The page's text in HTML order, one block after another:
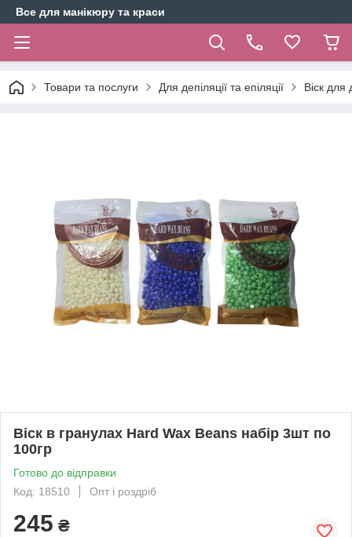
Все для манікюру та краси
Товари та послуги Для депіляції та епіляції Віск для
Віск в гранулах Hard Wax Beans набір 3шт по
100гр
Готово до відправки
Код: 18510
Опт і роздріб
245 ₴